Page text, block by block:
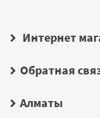
Интернет
Обратная
Алматы